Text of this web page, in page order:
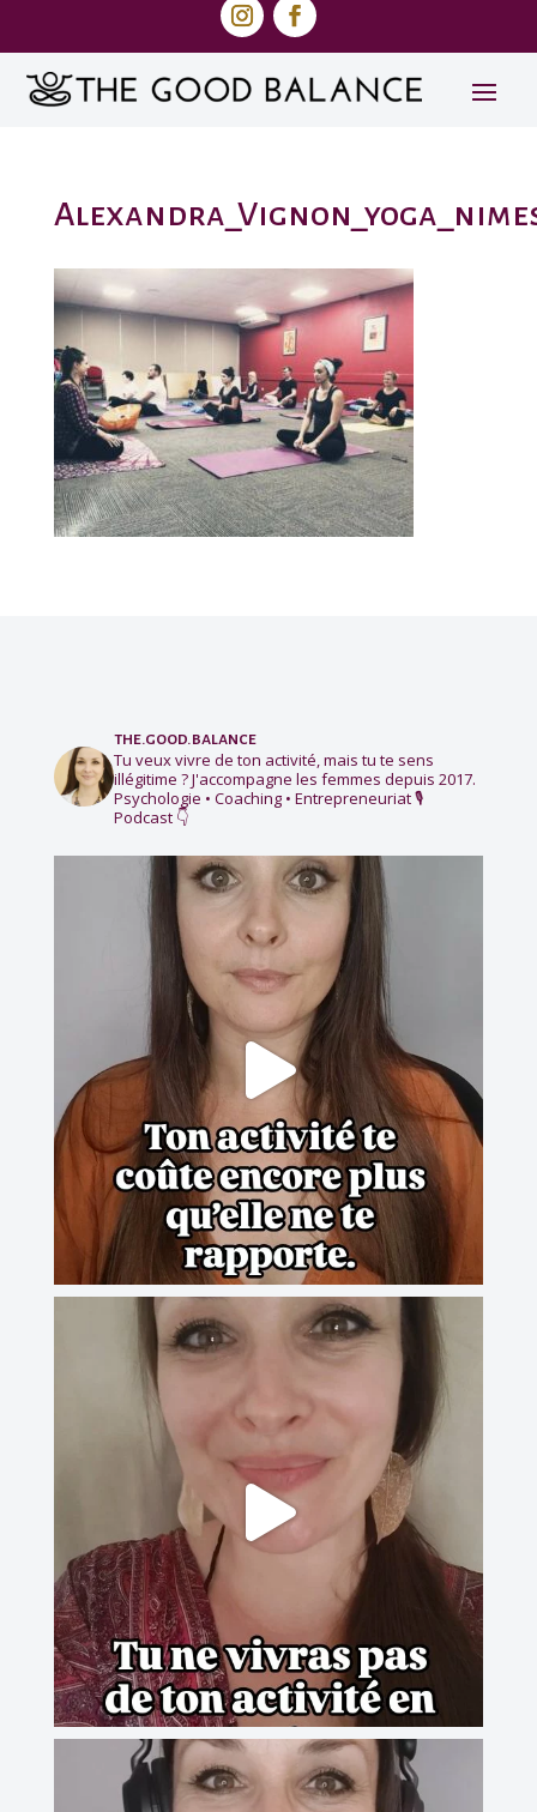
the.good.balance
Tu veux vivre de ton activité, mais tu te sens
illégitime ?J'accompagne les femmes depuis 2017.
Psychologie • Coaching • Entrepreneuriat🎙️
Podcast 👇